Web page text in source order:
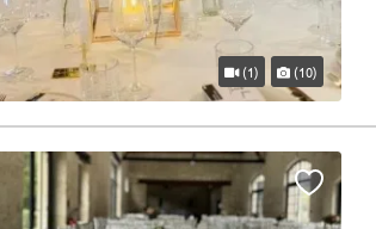
(1) (10)